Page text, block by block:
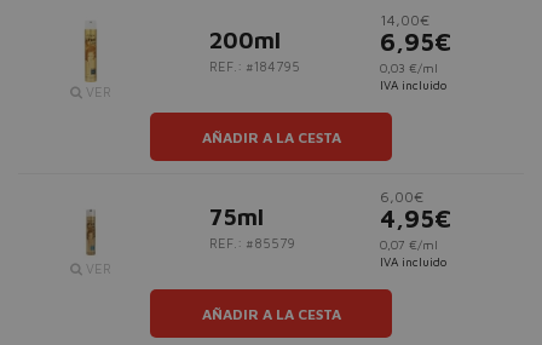
VER
200ml
REF.: #184795
14,00€
6,95€
0,03 €/ml
IVA incluido
AÑADIR A LA CESTA
VER
75ml
REF.: #85579
6,00€
4,95€
0,07 €/ml
IVA incluido
AÑADIR A LA CESTA